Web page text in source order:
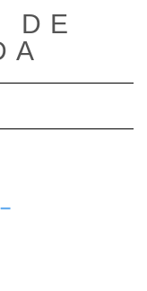
DE
de navegación